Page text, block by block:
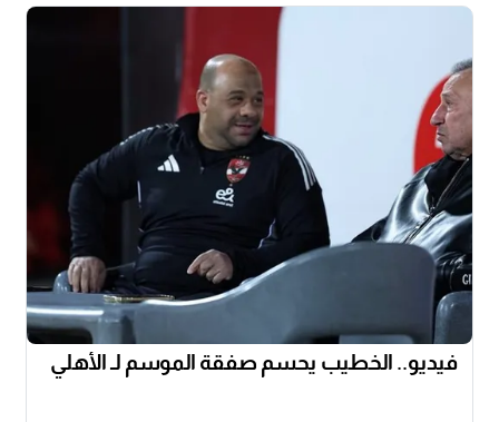
فيديو.. الخطيب يحسم صفقة الموسم لـ الأهلي